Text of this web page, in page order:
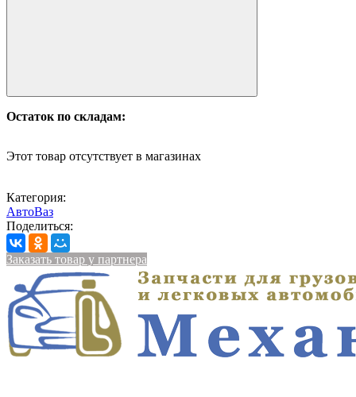
Остаток по складам:
Этот товар отсутствует в магазинах
Категория:
АвтоВаз
Поделиться:
Заказать товар у партнера